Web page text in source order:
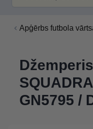
Apģērbs futbola
GN5795 /